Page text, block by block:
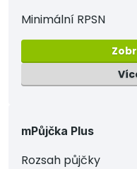
Minimální RPSN
mPůjčka Plus
Rozsah půjčky